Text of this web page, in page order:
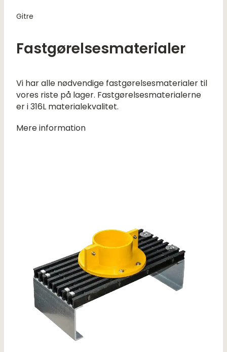
Gitre
Fastgørelsesmaterialer
Vi har alle nødvendige fastgørelsesmaterialer til
vores riste på lager. Fastgørelsesmaterialerne
er i 316L materialekvalitet.
Mere information